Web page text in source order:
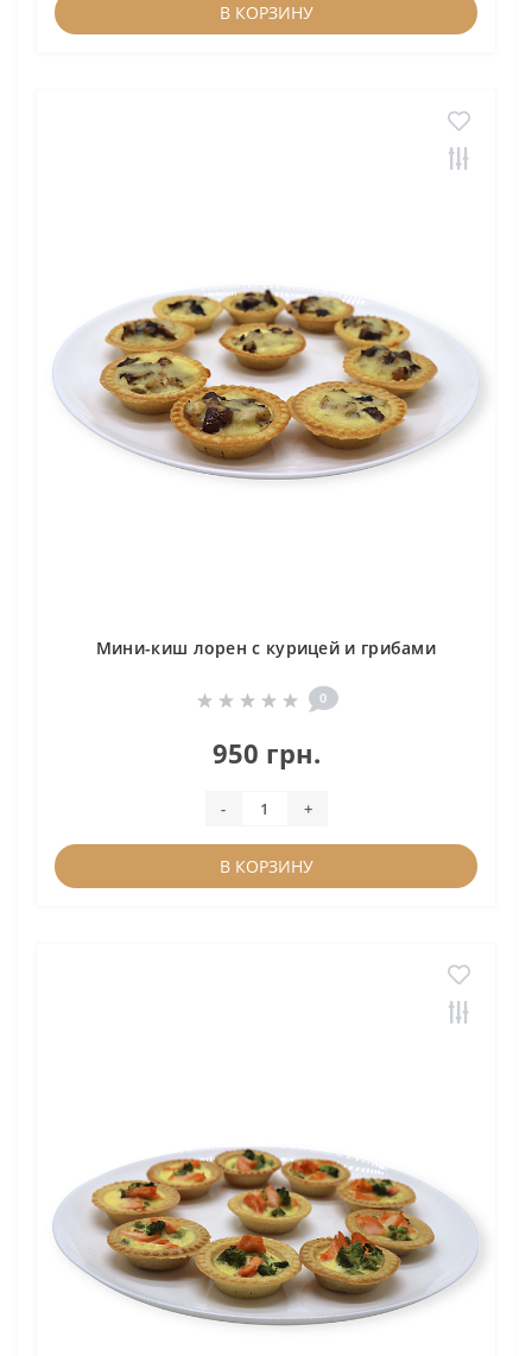
В КОРЗИНУ
Мини-киш лорен с курицей и грибами
0
950 грн.
- +
В КОРЗИНУ